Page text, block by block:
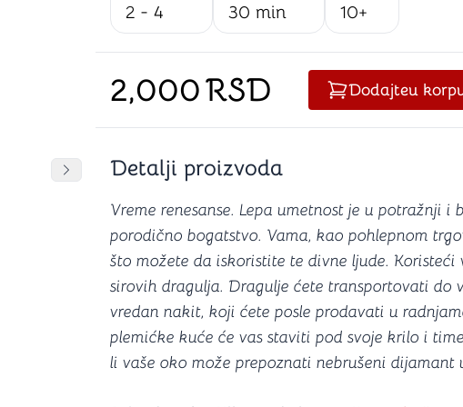
Šah
Domine
4 u 1 igre
Podloge za igranje
Zaštite za karte
Kockice D6 (za
Kutijice
Mozgalice
Hanayama
Kocke
Ostale mozgalice
Stripovi
Pomeranje sadržaja slajdera u desno
2 - 4 30 min 10+
2,000RSD Dodajteu
Detalji proizvoda
Vreme renesanse. Lepa umetnost je u potražnji
porodično bogatstvo. Vama, kao pohlepnom
što možete da iskoristite te divne ljude.
sirovih dragulja. Dragulje ćete transportovati do
vredan nakit, koji ćete posle prodavati u
plemićke kuće će vas staviti pod svoje krilo i
li vaše oko može prepoznati nebrušeni dijamant